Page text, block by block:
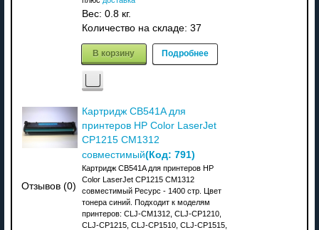
Вес: 0.8 кг.
Количество на складе: 37
В корзину Подробнее
Отзывов (0)
Картридж CB541A для
принтеров HP Color LaserJet
CP1215 CM1312
совместимый(Код: 791)
Картридж CB541A для принтеров HP
Color LaserJet CP1215 CM1312
совместимый Ресурс - 1400 стр. Цвет
тонера синий. Подходит к моделям
принтеров: CLJ-CM1312, CLJ-CP1210,
CLJ-CP1215, CLJ-CP1510, CLJ-CP1515,